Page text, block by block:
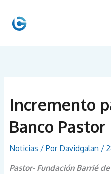
contenido
Incremento
Banco Pastor
Noticias / Por Davidgalan /
Pastor- Fundación Barrié